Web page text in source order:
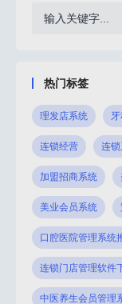
行系统的
热门标签
理发店系统
连锁经营 连
加盟招商系统
美业会员系统
口腔医院管理系统
连锁门店管理软件
中医养生会员管理